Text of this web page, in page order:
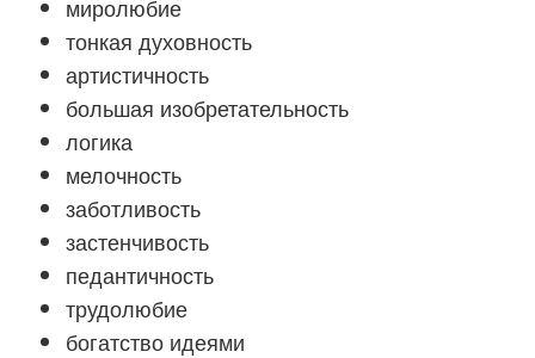
миролюбие
тонкая духовность
артистичность
большая изобретательность
логика
мелочность
заботливость
застенчивость
педантичность
трудолюбие
богатство идеями